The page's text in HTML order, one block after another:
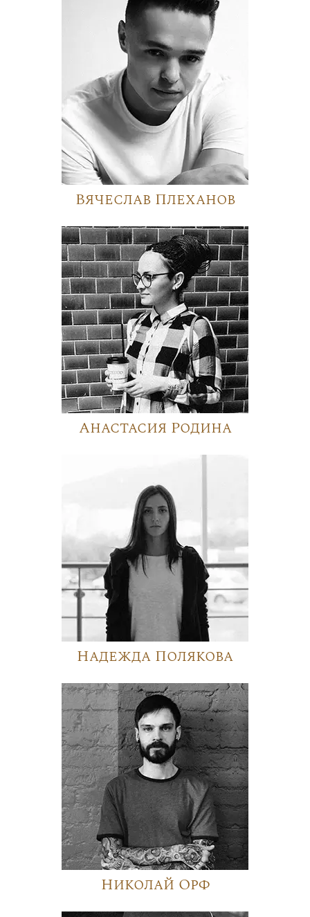
Вячеслав Плеханов
Анастасия Родина
Надежда Полякова
Николай Орф